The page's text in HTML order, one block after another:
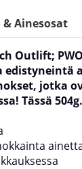
Ainesosat
Outlift;
edistyneintä
jotka
Tässä 504g.